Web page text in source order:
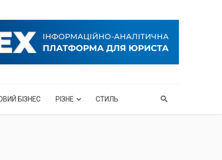
БІЗНЕС РІЗНЕ СТИЛЬ